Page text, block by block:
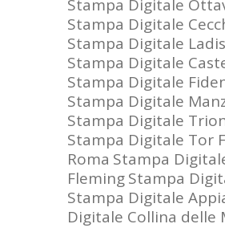
Stampa Digitale
Stampa Digitale
Stampa Digitale
Stampa Digitale
Stampa Digitale
Stampa Digitale
Stampa Digitale
Stampa Digitale Tor
Roma Stampa
FlemingStampa
Stampa Digitale
Digitale Collina delle